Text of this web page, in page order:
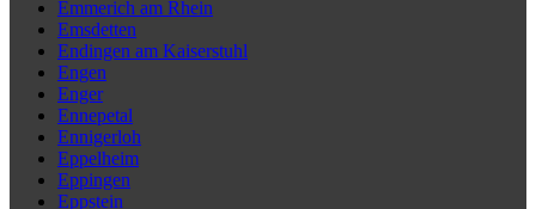
Emmerich am Rhein
Emsdetten
Endingen am Kaiserstuhl
Engen
Enger
Ennepetal
Ennigerloh
Eppelheim
Eppingen
Eppstein